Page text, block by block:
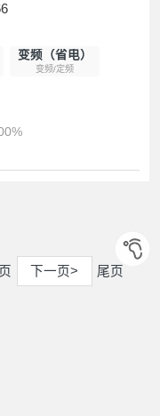
变频（省电）
变频/定频
页 下一页> 尾页